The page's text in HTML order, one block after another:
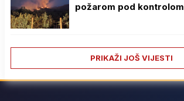
požarom pod kontrolom
PRIKAŽI JOŠ VIJESTI